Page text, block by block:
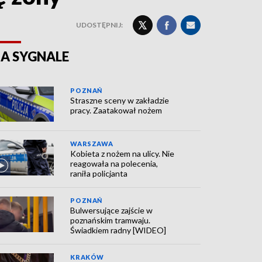
UDOSTĘPNIJ:
SYGNALE
POZNAŃ
Straszne sceny w zakładzie
pracy. Zaatakował nożem
WARSZAWA
Kobieta z nożem na ulicy. Nie
reagowała na polecenia,
raniła policjanta
POZNAŃ
Bulwersujące zajście w
poznańskim tramwaju.
Świadkiem radny [WIDEO]
KRAKÓW